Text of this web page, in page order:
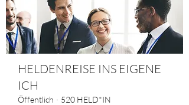
HELDENREISE INS EIGENE
ICH
Öffentlich · 520 HELD*IN